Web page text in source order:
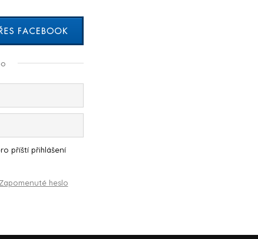
příští přihlášení
Zapomenuté heslo